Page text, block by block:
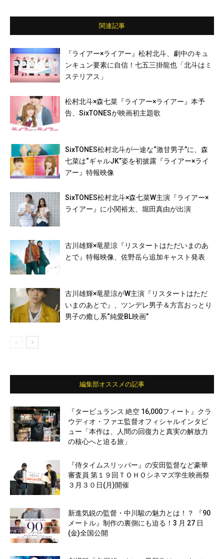
関連記事
『ライアー×ライアー』松村北斗、劇中のキュ
ンキュン要素に自信！七五三掛龍也「北斗はミ
ステリアス」
松村北斗×森七菜『ライアー×ライアー』本予
告、SixTONESが映画初主題歌
SixTONES松村北斗が一途な“激甘男子”に、森
七菜は“ギャルJK”姿を初披露『ライアー×ライ
アー』特報映像
SixTONES松村北斗×森七菜W主演『ライアー×
ライアー』に小関裕太、堀田真由が出演
古川雄輝×竜星涼『リスタートはただいまのあ
とで』特報映像、佐野岳ら追加キャスト発表
古川雄輝×竜星涼がW主演『リスタートはただ
いまのあとで』、ツンデレ男子＆方言おっとり
男子の癒し系“純愛BL映画”
編集部オススメの記事
『タービュランス 絶空 16,000フィート』クラ
ウディオ・ファエ監督オフィシャルインタビ
ュー「本作は、人間の回復力と真実の解放力
の核心へと迫る旅」
『侍タイムスリッパー』の安田監督など豪華
審査員 第１９回ＴＯＨＯシネマズ学生映画祭
３月３０日(月)開催
新進気鋭の監督・中川駿の魅力とは！？ 『90
メートル』制作の裏側にも迫る！3 月 27 日
(金)全国公開